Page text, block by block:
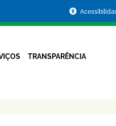
TRANSPARÊNCIA